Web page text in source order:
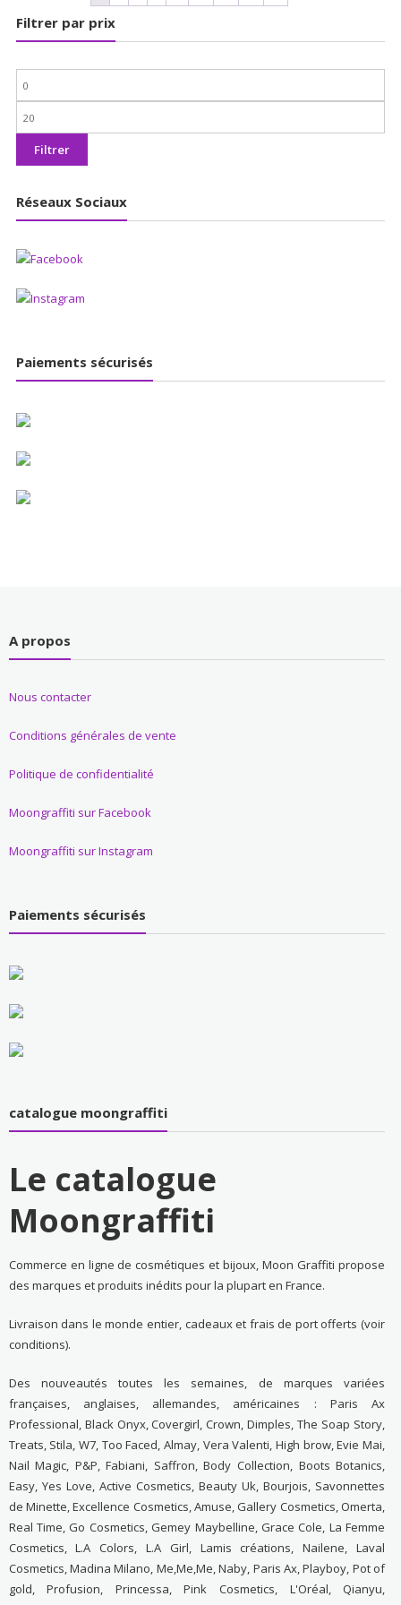
Filtrer par prix
Prix
min
Prix
max
Filtrer
Réseaux Sociaux
Paiements sécurisés
A propos
Nous contacter
Conditions générales de vente
Politique de confidentialité
Moongraffiti sur Facebook
Moongraffiti sur Instagram
Paiements sécurisés
catalogue moongraffiti
Le catalogue
Moongraffiti
Commerce en ligne de cosmétiques et bijoux, Moon Graffiti propose
des marques et produits inédits pour la plupart en France.
Livraison dans le monde entier, cadeaux et frais de port offerts (voir
conditions).
Des nouveautés toutes les semaines, de marques variées
françaises, anglaises, allemandes, américaines : Paris Ax
Professional, Black Onyx, Covergirl, Crown, Dimples, The Soap Story,
Treats, Stila, W7, Too Faced, Almay, Vera Valenti, High brow, Evie Mai,
Nail Magic, P&P, Fabiani, Saffron, Body Collection, Boots Botanics,
Easy, Yes Love, Active Cosmetics, Beauty Uk, Bourjois, Savonnettes
de Minette, Excellence Cosmetics, Amuse, Gallery Cosmetics, Omerta,
Real Time, Go Cosmetics, Gemey Maybelline, Grace Cole, La Femme
Cosmetics, L.A Colors, L.A Girl, Lamis créations, Nailene, Laval
Cosmetics, Madina Milano, Me,Me,Me, Naby, Paris Ax, Playboy, Pot of
gold, Profusion, Princessa, Pink Cosmetics, L'Oréal, Qianyu,